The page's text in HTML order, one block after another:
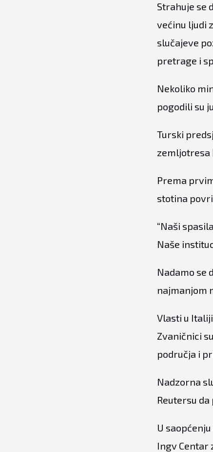
Strahuje se
većinu ljudi
slučajeve
pretrage i
Nekoliko
pogodili su
Turski
zemljotresa
Prema
stotina
“Naši
Naše
Nadamo se
najmanjom
Vlasti u
Zvaničnici
područja i
Nadzorna
Reutersu
U
Ingv Centar